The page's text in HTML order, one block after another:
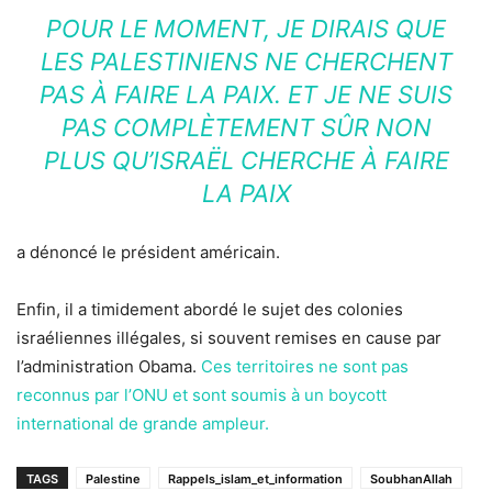
POUR LE MOMENT, JE DIRAIS QUE
LES PALESTINIENS NE CHERCHENT
PAS À FAIRE LA PAIX. ET JE NE SUIS
PAS COMPLÈTEMENT SÛR NON
PLUS QU’ISRAËL CHERCHE À FAIRE
LA PAIX
a dénoncé le président américain.
Enfin, il a timidement abordé le sujet des colonies
israéliennes illégales, si souvent remises en cause par
l’administration Obama. Ces territoires ne sont pas
reconnus par l’ONU et sont soumis à un boycott
international de grande ampleur.
TAGS Palestine Rappels_islam_et_information SoubhanAllah